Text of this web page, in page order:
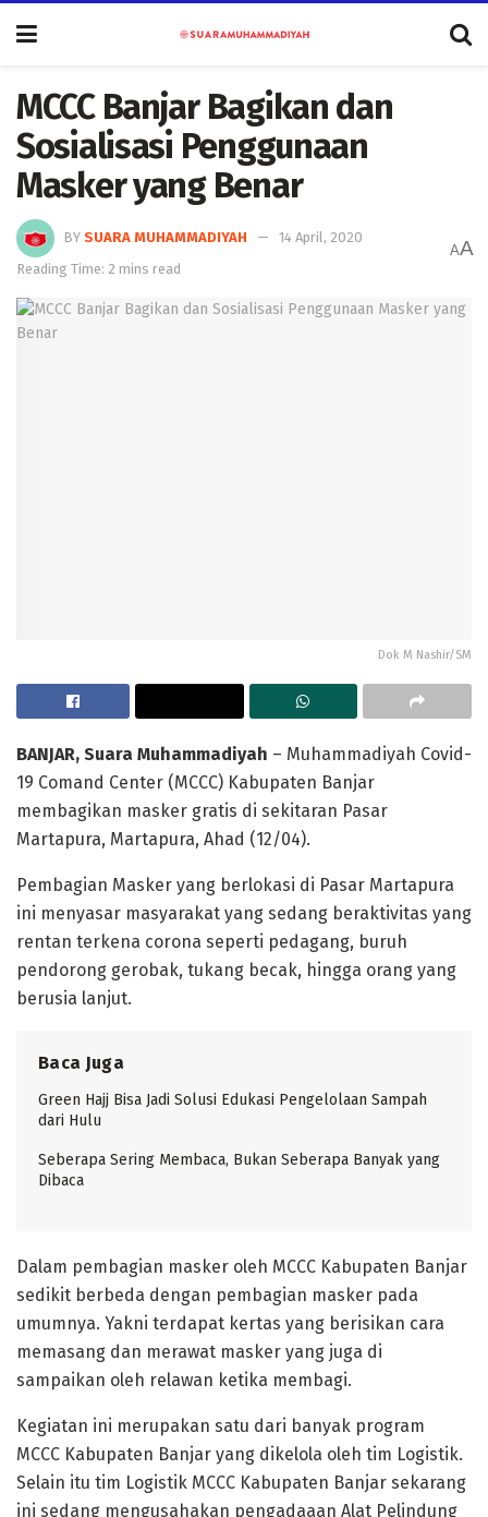
MCCC Banjar Bagikan dan
Sosialisasi Penggunaan
Masker yang Benar
BY SUARA MUHAMMADIYAH
14 April, 2020
Reading Time: 2 mins read
AA
Dok M Nashir/SM
BANJAR, Suara Muhammadiyah – Muhammadiyah Covid-
19 Comand Center (MCCC) Kabupaten Banjar
membagikan masker gratis di sekitaran Pasar
Martapura, Martapura, Ahad (12/04).
Pembagian Masker yang berlokasi di Pasar Martapura
ini menyasar masyarakat yang sedang beraktivitas yang
rentan terkena corona seperti pedagang, buruh
pendorong gerobak, tukang becak, hingga orang yang
berusia lanjut.
Baca Juga
Green Hajj Bisa Jadi Solusi Edukasi Pengelolaan Sampah
dari Hulu
Seberapa Sering Membaca, Bukan Seberapa Banyak yang
Dibaca
Dalam pembagian masker oleh MCCC Kabupaten Banjar
sedikit berbeda dengan pembagian masker pada
umumnya. Yakni terdapat kertas yang berisikan cara
memasang dan merawat masker yang juga di
sampaikan oleh relawan ketika membagi.
Kegiatan ini merupakan satu dari banyak program
MCCC Kabupaten Banjar yang dikelola oleh tim Logistik.
Selain itu tim Logistik MCCC Kabupaten Banjar sekarang
ini sedang mengusahakan pengadaaan Alat Pelindung